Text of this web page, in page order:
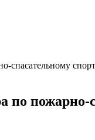
по пожарно-